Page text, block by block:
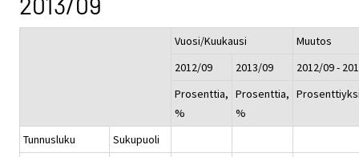
Vuosi/Kuukausi
Muutos
2012/09
2013/09
2012/09 -
Prosenttia,
%
Prosenttia,
%
Tunnusluku
Sukupuoli